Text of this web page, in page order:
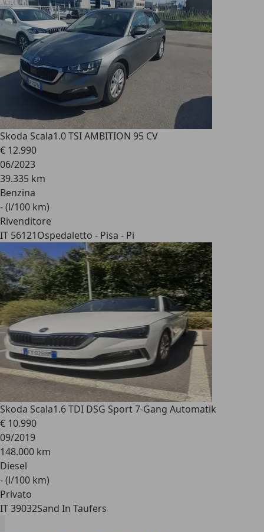
Skoda Scala1.0 TSI AMBITION 95 CV
€ 12.990
06/2023
39.335 km
Benzina
- (l/100 km)
Rivenditore
IT 56121Ospedaletto - Pisa - Pi
Skoda Scala1.6 TDI DSG Sport 7-Gang Automatik
€ 10.990
09/2019
148.000 km
Diesel
- (l/100 km)
Privato
IT 39032Sand In Taufers